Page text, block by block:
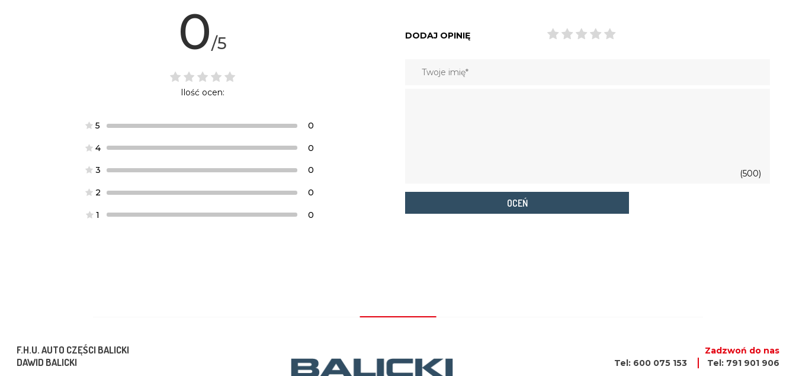
0/5
Ilość ocen:
5 0
4 0
3 0
2 0
1 0
DODAJ OPINIĘ
(500)
OCEŃ
F.H.U. AUTO CZĘŚCI BALICKI
DAWID BALICKI
Zadzwoń do nas
Tel: 600 075 153
Tel: 791 901 906